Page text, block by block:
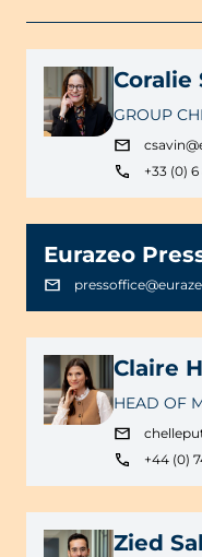
Coralie
GROUP
OFFICER
+33 (0)
Eurazeo
Claire
HEAD OF
+44 (0)
Zied